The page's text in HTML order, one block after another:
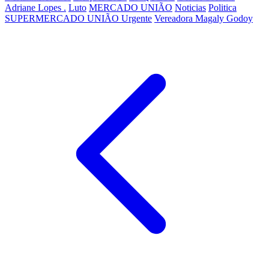
Adriane Lopes . Luto MERCADO UNIÃO Noticias Politica
SUPERMERCADO UNIÃO Urgente Vereadora Magaly Godoy